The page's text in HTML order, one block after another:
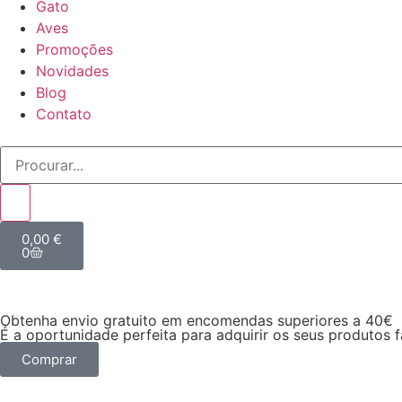
Gato
Aves
Promoções
Novidades
Blog
Contato
0,00 €
0
Obtenha envio gratuito em encomendas superiores a 40€
É a oportunidade perfeita para adquirir os seus produtos
Comprar